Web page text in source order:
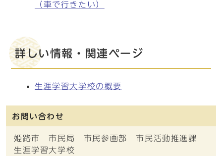
（車で行きたい）
詳しい情報・関連ページ
生涯学習大学校の概要
お問い合わせ
姫路市 市民局 市民参画部 市民活動推進課
生涯学習大学校